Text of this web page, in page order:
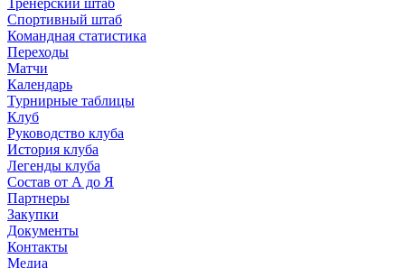
Спортивный штаб
Командная статистика
Переходы
Матчи
Календарь
Турнирные таблицы
Клуб
Руководство клуба
История клуба
Легенды клуба
Состав от А до Я
Партнеры
Закупки
Документы
Контакты
Медиа